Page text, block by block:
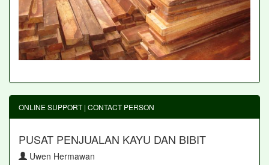
ONLINE SUPPORT | CONTACT PERSON
PUSAT PENJUALAN KAYU DAN BIBIT
Uwen Hermawan